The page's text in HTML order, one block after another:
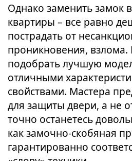
Однако заменить замок
квартиры – все равно
пострадать от
проникновения,
подобрать лучшую
отличными
свойствами. Мастера
для защиты двери, а не
точно останетесь
как замочно-скобяная
гарантированно